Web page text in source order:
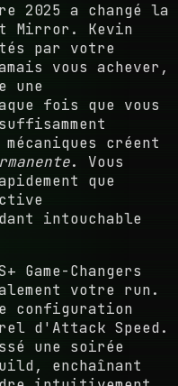
2025 a changé la
Mirror. Kevin
par votre
vous achever,
une
fois que vous
créent
. Vous
que
intouchable
Game-Changers
votre run.
configuration
d'Attack Speed.
une soirée
enchaînant